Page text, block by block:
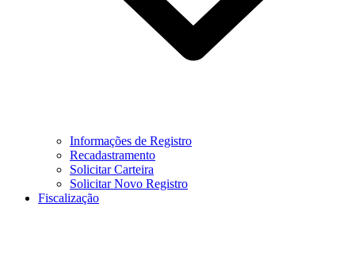
Informações de Registro
Recadastramento
Solicitar Carteira
Solicitar Novo Registro
Fiscalização